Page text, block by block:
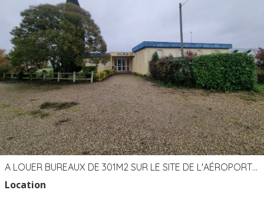
A LOUER BUREAUX DE 301M2 SUR LE SITE DE L'AÉROPORT AGEN LA GARENNE
Location